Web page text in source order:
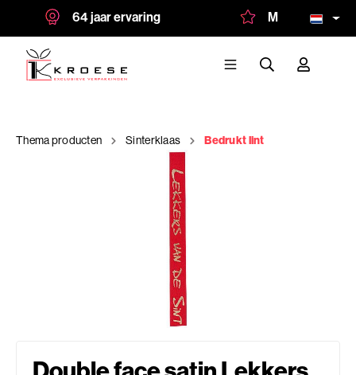
64 jaar ervaring Meer dan 1.500
Thema producten Sinterklaas Bedrukt lint